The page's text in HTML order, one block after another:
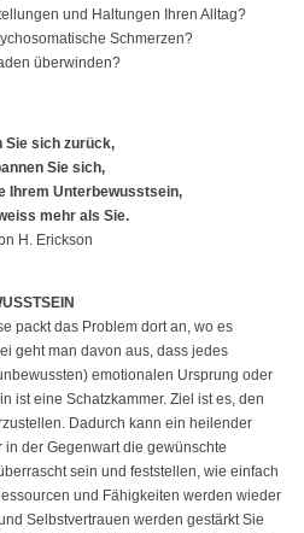
und Haltungen Ihren Alltag?
Schmerzen?
überwinden?
Sie sich zurück,
Sie sich,
Ihrem Unterbewusstsein,
mehr als Sie.
H. Erickson
packt das Problem dort an, wo es
geht man davon aus, dass jedes
emotionalen Ursprung oder
ist eine Schatzkammer. Ziel ist es, den
Dadurch kann ein heilender
der Gegenwart die gewünschte
sein und feststellen, wie einfach
und Fähigkeiten werden wieder
Selbstvertrauen werden gestärkt Sie